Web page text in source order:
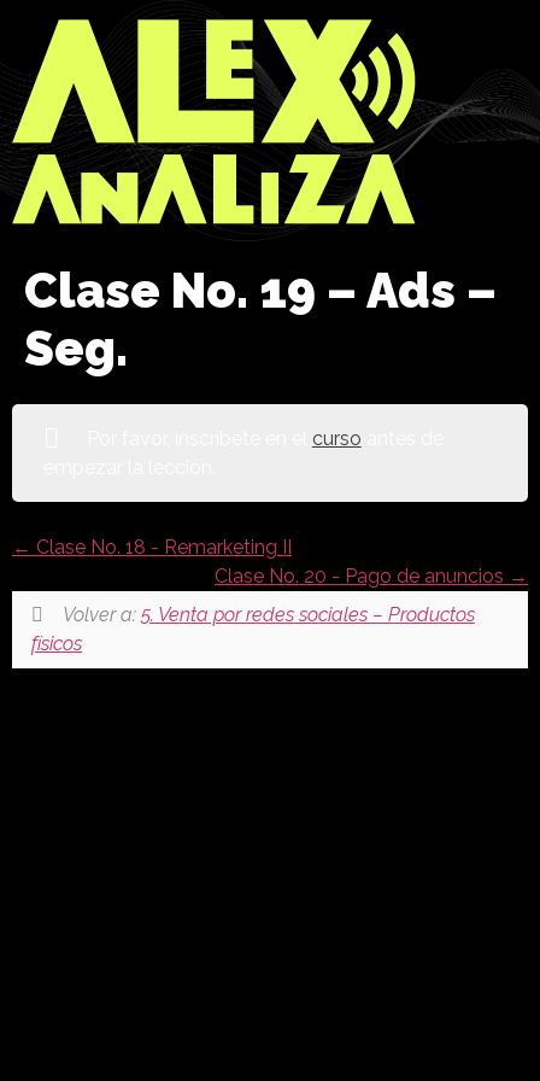
Clase No. 19 – Ads –
Seg.
curso
Clase No. 18 - Remarketing II
Clase No. 20 - Pago de anuncios
Volver a:5. Venta por redes sociales – Productos
físicos